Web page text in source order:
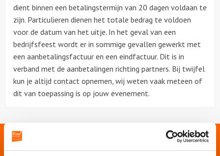
dient binnen een betalingstermijn van 20 dagen voldaan te
zijn. Particulieren dienen het totale bedrag te voldoen
voor de datum van het uitje. In het geval van een
bedrijfsfeest wordt er in sommige gevallen gewerkt met
een aanbetalingsfactuur en een eindfactuur. Dit is in
verband met de aanbetalingen richting partners. Bij twijfel
kun je altijd contact opnemen, wij weten vaak meteen of
dit van toepassing is op jouw evenement.
Onze websites